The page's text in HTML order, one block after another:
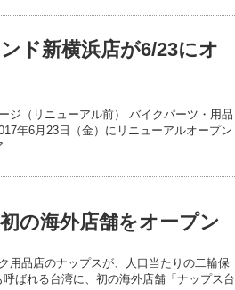
ド新横浜店が6/23にオ
ジ（リニューアル前） バイクパーツ・用品
年6月23日（金）にリニューアルオープン
の海外店舗をオープン
用品店のナップスが、人口当たりの二輪保
ばれる台湾に、初の海外店舗「ナップス台